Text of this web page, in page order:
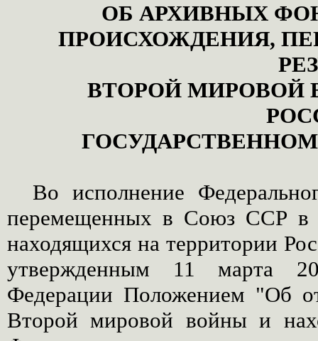
ОБ АРХИВНЫХ
ПРОИСХОЖДЕНИЯ,
ВТОРОЙ МИРОВОЙ
Во исполнение
перемещенных в Союз ССР в
находящихся на территории
утвержденным 11 марта
Федерации Положением "Об
Второй мировой войны и